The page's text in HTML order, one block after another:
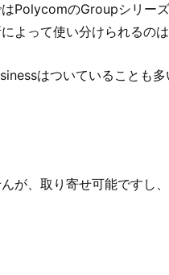
PolycomのGroupシリー
よって使い分けられるのは
はついていることも多
が、取り寄せ可能ですし